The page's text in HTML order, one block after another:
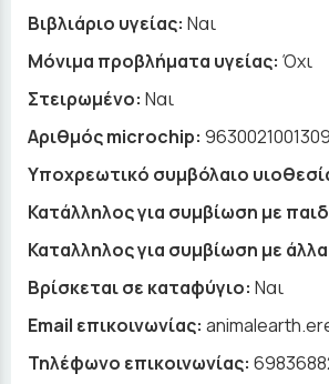
Βιβλιάριο υγείας: Ναι
Μόνιμα προβλήματα υγείας: Όχι
Στειρωμένο: Ναι
Αριθμός microchip:
Υποχρεωτικό συμβόλαιο
Κατάλληλος για συμβίωση με
Καταλληλος για συμβίωση με
Βρίσκεται σε καταφύγιο: Ναι
Email επικοινωνίας:
Τηλέφωνο επικοινωνίας: